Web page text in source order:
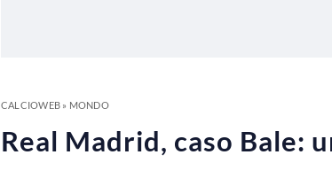
CALCIOWEB» MONDO
Real Madrid, caso Bale: